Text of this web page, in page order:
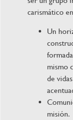
carismático
Un
mismo
de
misión.